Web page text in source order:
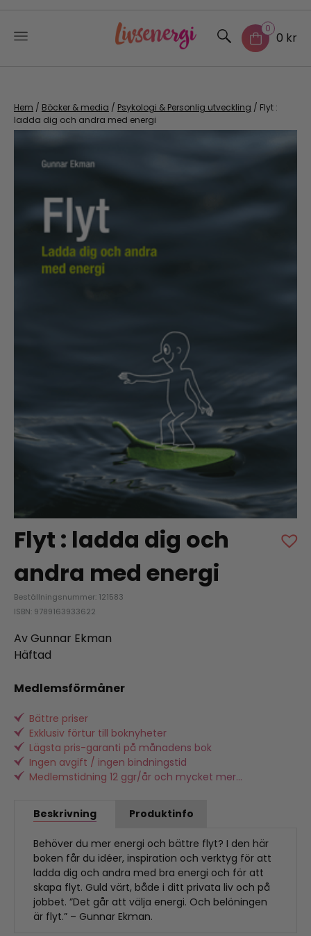
content
0
0 kr
Hem / Böcker & media / Psykologi & Personlig utveckling / Flyt :
ladda dig och andra med energi
Flyt : ladda dig och
andra med energi
Beställningsnummer: 121583
ISBN: 9789163933622
Av Gunnar Ekman
Häftad
Medlemsförmåner
Bättre priser
Exklusiv förtur till boknyheter
Lägsta pris-garanti på månadens bok
Ingen avgift / ingen bindningstid
Medlemstidning 12 ggr/år och mycket mer...
Beskrivning Produktinfo
Behöver du mer energi och bättre flyt? I den här
boken får du idéer, inspiration och verktyg för att
ladda dig och andra med bra energi och för att
skapa flyt. Guld värt, både i ditt privata liv och på
jobbet. ”Det går att välja energi. Och belöningen
är flyt.” – Gunnar Ekman.